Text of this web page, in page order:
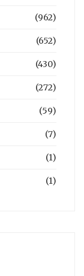
(962)
(652)
(430)
(272)
(59)
(7)
(1)
(1)